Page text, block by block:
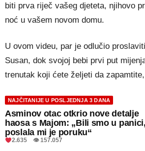
biti prva riječ vašeg djeteta, njihovo
noć u vašem novom domu.
U ovom videu, par je odlučio
Susan, dok svojoj bebi prvi put
trenutak koji ćete željeti da
NAJČITANIJE U POSLJEDNJA 3 DANA
Asminov otac otkrio nove detalje
haosa s Majom: „Bili smo u panici,
poslala mi je poruku“
2.635 👁 157.057